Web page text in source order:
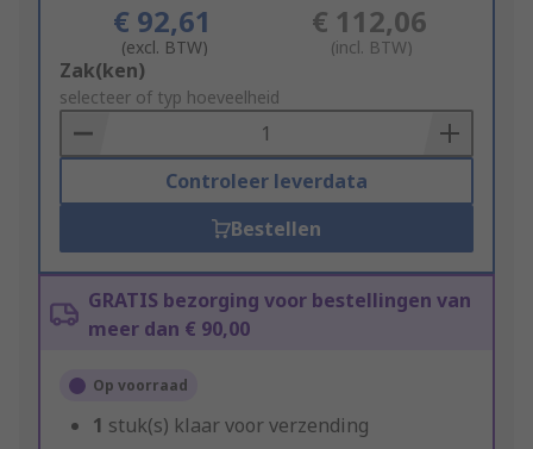
€ 92,61
(excl. BTW)
€ 112,06
(incl. BTW)
Add
to
Basket
Zak(ken)
selecteer of typ hoeveelheid
Controleer leverdata
Bestellen
GRATIS bezorging voor bestellingen van
meer dan € 90,00
Op voorraad
1 stuk(s) klaar voor verzending